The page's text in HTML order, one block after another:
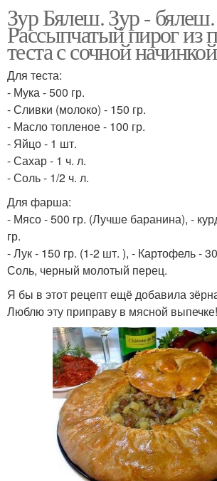
Зур Бялеш. Зур - бялеш.
Рассыпчатый пирог из
теста с сочной
Для теста:
- Мука - 500 гр.
- Сливки (молоко) - 150 гр.
- Масло топленое - 100 гр.
- Яйцо - 1 шт.
- Сахар - 1 ч. л.
- Соль - 1/2 ч. л.
Для фарша:
- Мясо - 500 гр. (Лучше баранина), -
гр.
- Лук - 150 гр. (1-2 шт. ), - Картофель -
Соль, черный молотый перец.
Я бы в этот рецепт ещё добавила
Люблю эту приправу в мясной выпечке!